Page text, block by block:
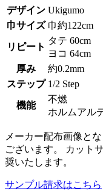
デザイン Ukigumo
巾サイズ 巾約122cm
リピート
タテ 60cm
ヨコ 64cm
厚み
約0.2mm
ステップ 1/2 Step
機能
不燃
ホルムア
メーカー配布画像と
ございます。 カット
奨いたします。
サンプル請求はこちら